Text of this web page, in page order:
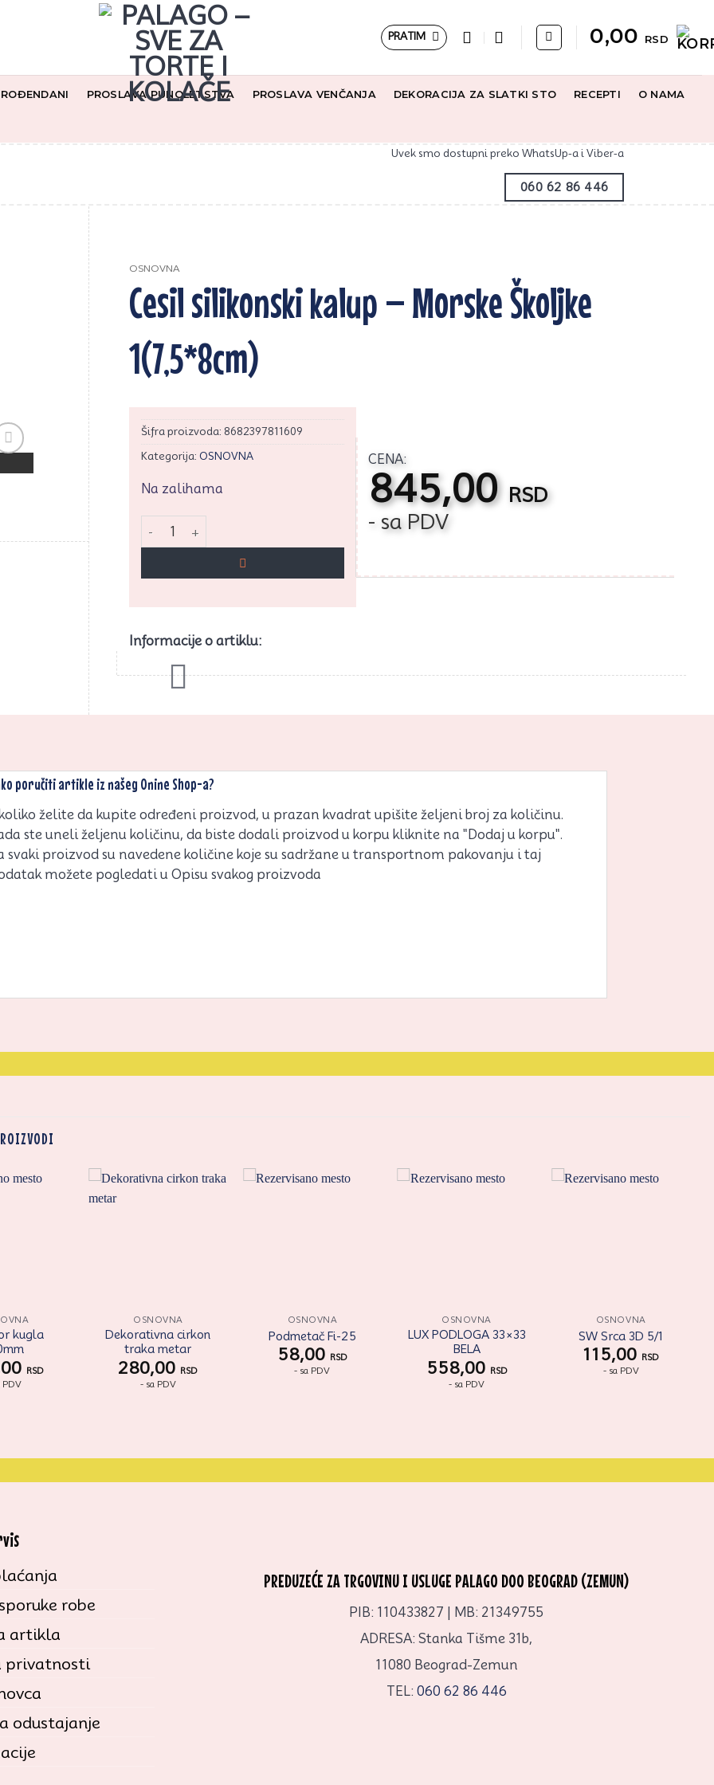
PRATIM 0,00 RSD
PROSLAVA PUNOLETSTVA PROSLAVA VENČANJA DEKORACIJA ZA SLATKI STO RECEPTI O NAMA
Uvek smo dostupni preko WhatsUp-a i Viber-a
060 62 86 446
OSNOVNA
Cesil silikonski kalup – Morske Školjke
1(7,5*8cm)
Šifra proizvoda: 8682397811609
Kategorija: OSNOVNA
Na zalihama
Cesil silikonski kalup - Morske Školjke 1(7,5*8cm) količina
CENA:
845,00 RSD
- sa PDV
Informacije o artiklu:
poručiti artikle iz našeg Onine Shop-a?
želite da kupite određeni proizvod, u prazan kvadrat upišite željeni broj za količinu.
ste uneli željenu količinu, da biste dodali proizvod u korpu kliknite na "Dodaj u korpu".
svaki proizvod su navedene količine koje su sadržane u transportnom pakovanju i taj
možete pogledati u Opisu svakog proizvoda
kugla
RSD
PDV
OSNOVNA
Dekorativna cirkon
traka metar
280,00 RSD
- sa PDV
OSNOVNA
Podmetač Fi-25
58,00 RSD
- sa PDV
OSNOVNA
LUX PODLOGA 33×33
BELA
558,00 RSD
- sa PDV
OSNOVNA
SW Srca 3D 5/1
115,00 RSD
- sa PDV
robe
artikla
privatnosti
odustajanje
PREDUZEĆE ZA TRGOVINU I USLUGE PALAGO DOO BEOGRAD (ZEMUN)
PIB: 110433827 | MB: 21349755
ADRESA: Stanka Tišme 31b,
11080 Beograd-Zemun
TEL: 060 62 86 446